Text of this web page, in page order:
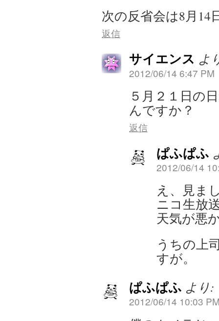
次の反省会は8月14
返信
サイエンス よ
2012/06/14 6:47 PM
５月２１日の
んですか？
返信
ぱふぱふ
2012/06/14
え、見ま
ニコ生放
天気が悪
うちの上
すが。
ぱふぱふ より:
2012/06/14 10:03